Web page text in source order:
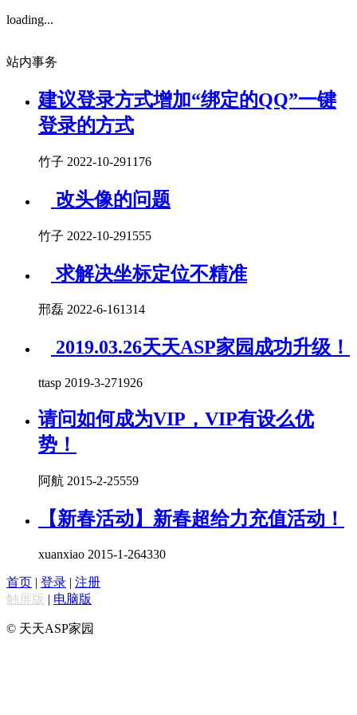
loading...
站内事务
建议登录方式增加“绑定的QQ”一键
登录的方式
竹子 2022-10-291176
改头像的问题
竹子 2022-10-291555
求解决坐标定位不精准
邢磊 2022-6-161314
2019.03.26天天ASP家园成功升级！
ttasp 2019-3-271926
请问如何成为VIP，VIP有设么优
势！
阿航 2015-2-25559
【新春活动】新春超给力充值活动！
xuanxiao 2015-1-264330
首页 | 登录 | 注册
触屏版 | 电脑版
© 天天ASP家园